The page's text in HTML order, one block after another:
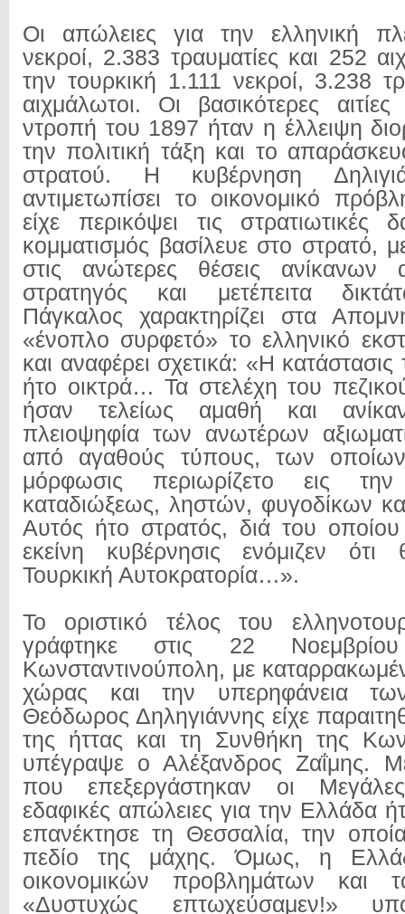
Οι απώλειες για την ελληνική
νεκροί, 2.383 τραυματίες και 252
την τουρκική 1.111 νεκροί, 3.238
αιχμάλωτοι. Οι βασικότερες
ντροπή του 1897 ήταν η έλλειψη
την πολιτική τάξη και το
στρατού. Η κυβέρνηση
αντιμετωπίσει το οικονομικό
είχε περικόψει τις
κομματισμός βασίλευε στο στρατό,
στις ανώτερες θέσεις ανίκανων
στρατηγός και μετέπειτα
Πάγκαλος χαρακτηρίζει στα
«ένοπλο συρφετό» το ελληνικό
και αναφέρει σχετικά: «Η
ήτο οικτρά… Τα στελέχη του
ήσαν τελείως αμαθή και
πλειοψηφία των ανωτέρων
από αγαθούς τύπους, των οποίων
μόρφωσις περιωρίζετο εις
καταδιώξεως, ληστών, φυγοδίκων
Αυτός ήτο στρατός, διά του οποίου
εκείνη κυβέρνησις ενόμιζεν
Τουρκική Αυτοκρατορία…».
Το οριστικό τέλος του
γράφτηκε στις 22
Κωνσταντινούπολη, με
χώρας και την υπερηφάνεια
Θεόδωρος Δηληγιάννης είχε
της ήττας και τη Συνθήκη της
υπέγραψε ο Αλέξανδρος Ζαΐμης.
που επεξεργάστηκαν οι
εδαφικές απώλειες για την Ελλάδα
επανέκτησε τη Θεσσαλία, την
πεδίο της μάχης. Όμως, η
οικονομικών προβλημάτων και
«Δυστυχώς επτωχεύσαμεν!»